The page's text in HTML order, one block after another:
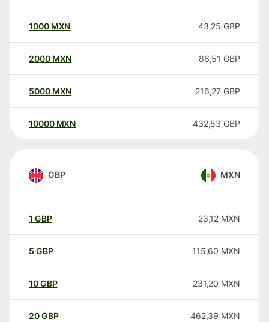
1000 MXN 43,25 GBP
2000 MXN 86,51 GBP
5000 MXN 216,27 GBP
10000 MXN 432,53 GBP
GBP MXN
1 GBP 23,12 MXN
5 GBP 115,60 MXN
10GBP 231,20 MXN
20GBP 462,39 MXN